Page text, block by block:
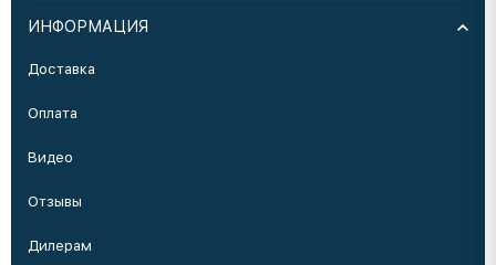
ИНФОРМАЦИЯ
Доставка
Оплата
Видео
Отзывы
Дилерам